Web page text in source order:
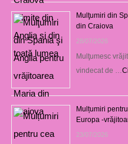
Mulţumiri din
din Craiova
28/07/2026
Mulţumesc
vindecat de …
Mulțumiri
Europa -
23/07/2026